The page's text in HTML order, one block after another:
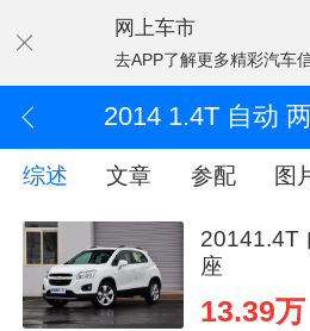
网上车市
去APP了解更多精彩汽车
综述 文章 参配 图
20141.4T
座
13.39万